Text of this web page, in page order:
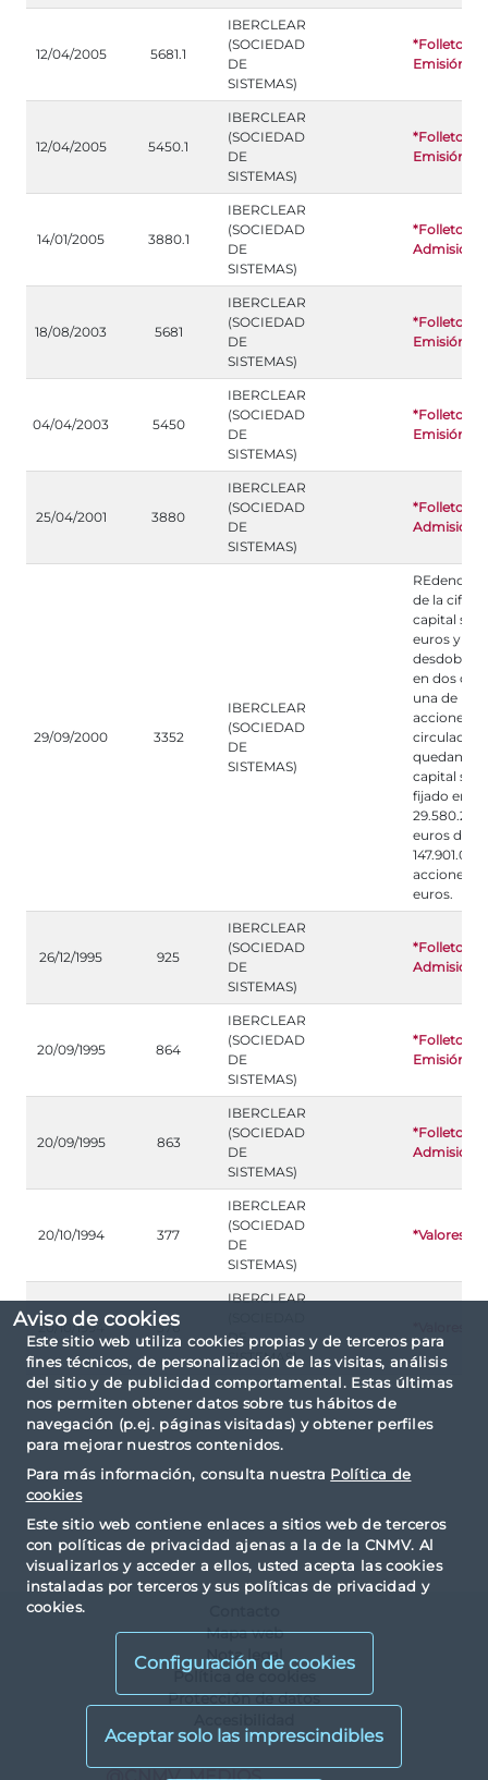
Aviso de cookies
Este sitio web utiliza cookies propias y de terceros para
fines técnicos, de personalización de las visitas, análisis
del sitio y de publicidad comportamental. Estas últimas
nos permiten obtener datos sobre tus hábitos de
navegación (p.ej. páginas visitadas) y obtener perfiles
para mejorar nuestros contenidos.
Para más información, consulta nuestra Política de
cookies
Este sitio web contiene enlaces a sitios web de terceros
con políticas de privacidad ajenas a la de la CNMV. Al
visualizarlos y acceder a ellos, usted acepta las cookies
instaladas por terceros y sus políticas de privacidad y
cookies.
Configuración de cookies
12/04/2005 5681.1
IBERCLEAR
(SOCIEDAD
DE
SISTEMAS)
*Folleto de
Emisión
12/04/2005 5450.1
IBERCLEAR
(SOCIEDAD
DE
SISTEMAS)
*Folleto de
Emisión
14/01/2005 3880.1
IBERCLEAR
(SOCIEDAD
DE
SISTEMAS)
*Folleto de
Admisión
18/08/2003 5681
IBERCLEAR
(SOCIEDAD
DE
SISTEMAS)
*Folleto de
Emisión
04/04/2003 5450
IBERCLEAR
(SOCIEDAD
DE
SISTEMAS)
*Folleto de
Emisión
25/04/2001 3880
IBERCLEAR
(SOCIEDAD
DE
SISTEMAS)
*Folleto de
Admisión
29/09/2000 3352
IBERCLEAR
(SOCIEDAD
DE
SISTEMAS)
de la cifra
capital
euros y
en dos de
una de las
acciones
circulacion,
quedando
capital
fijado en
euros
147.901.044
acciones
euros.
26/12/1995 925
IBERCLEAR
(SOCIEDAD
DE
SISTEMAS)
*Folleto de
Admisión
20/09/1995 864
IBERCLEAR
(SOCIEDAD
DE
SISTEMAS)
*Folleto de
Emisión
20/09/1995 863
IBERCLEAR
(SOCIEDAD
DE
SISTEMAS)
*Folleto de
Admisión
20/10/1994 377
IBERCLEAR
(SOCIEDAD
DE
SISTEMAS)
*Valores
20/10/1994 376
IBERCLEAR
DE
SISTEMAS)
Mapa web
Nota legal
Política de cookies
Protección de datos
X